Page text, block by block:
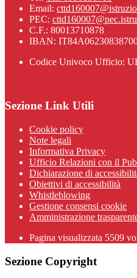
Email:
PEC:
C.F.: 80013710878
IBAN:
Codice Univoco Ufficio:
Sezione Link Utili
Cookie policy
Note legali
Informativa Privacy
Ufficio Relazioni con il
Dichiarazione di
Obiettivi di accessibilità
Whistleblowing
Gestione consensi cookie
Amministrazione
Pagina visualizzata 5509
Sezione Copyright